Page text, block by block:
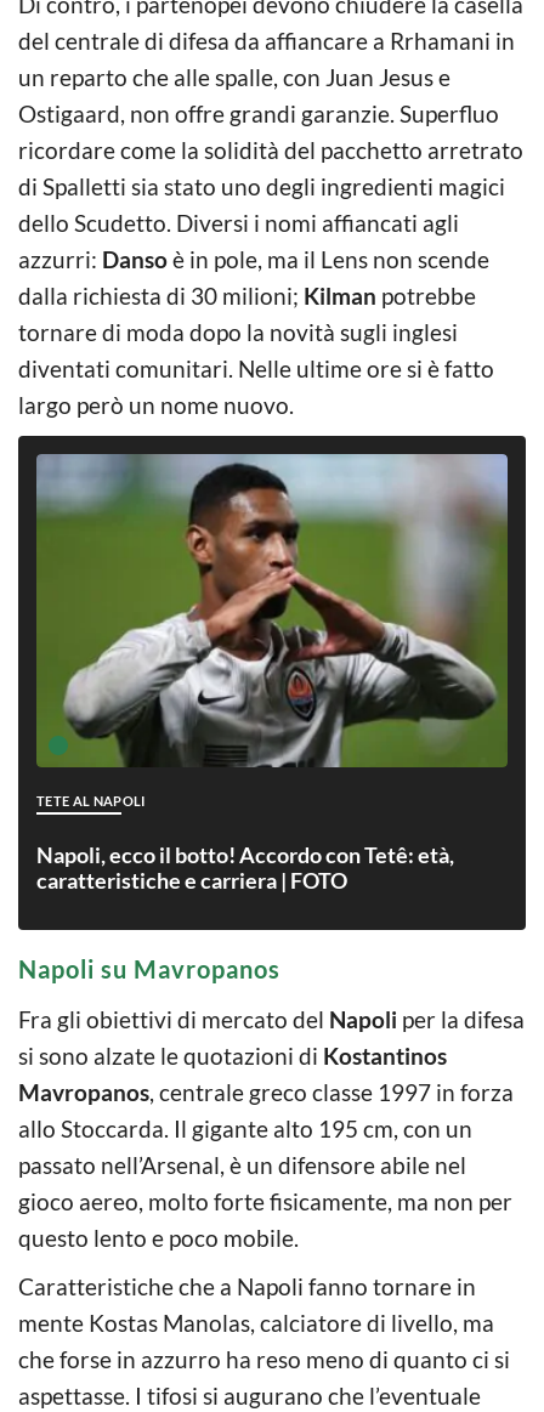
del centrale di difesa da affiancare a Rrhamani in
un reparto che alle spalle, con Juan Jesus e
Ostigaard, non offre grandi garanzie. Superfluo
ricordare come la solidità del pacchetto arretrato
di Spalletti sia stato uno degli ingredienti magici
dello Scudetto. Diversi i nomi affiancati agli
azzurri: Dansoè in pole, ma il Lens non scende
dalla richiesta di 30 milioni; Kilman potrebbe
tornare di moda dopo la novità sugli inglesi
diventati comunitari. Nelle ultime ore si è fatto
largo però un nome nuovo.
TETE AL NAPOLI
Napoli, ecco il botto! Accordo con Tetê: età,
caratteristiche e carriera | FOTO
Napoli su Mavropanos
Fra gli obiettivi di mercato del Napoli per la difesa
si sono alzate le quotazioni di Kostantinos
Mavropanos, centrale greco classe 1997 in forza
allo Stoccarda. Il gigante alto 195 cm, con un
passato nell’Arsenal, è un difensore abile nel
gioco aereo, molto forte fisicamente, ma non per
questo lento e poco mobile.
Caratteristiche che a Napoli fanno tornare in
mente Kostas Manolas, calciatore di livello, ma
che forse in azzurro ha reso meno di quanto ci si
aspettasse. I tifosi si augurano che l’eventuale